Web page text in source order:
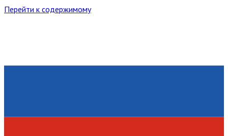
Перейти к содержимому